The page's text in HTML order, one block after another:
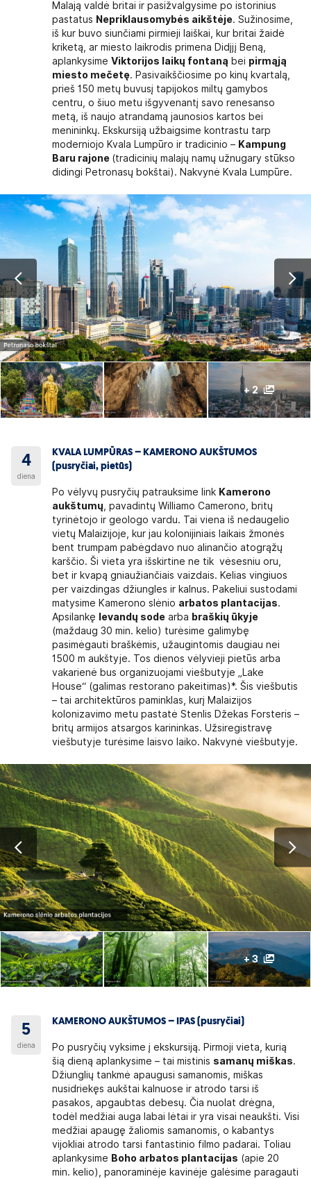
Malają valdė britai ir pasižvalgysime po istorinius
pastatus Nepriklausomybės aikštėje. Sužinosime,
iš kur buvo siunčiami pirmieji laiškai, kur britai žaidė
kriketą, ar miesto laikrodis primena Didįjį Beną,
aplankysimeViktorijos laikų fontaną bei pirmąją
miesto mečetę. Pasivaikščiosime po kinų kvartalą,
prieš 150 metų buvusį tapijokos miltų gamybos
centru, o šiuo metu išgyvenantį savo renesanso
metą, iš naujo atrandamą jaunosios kartos bei
menininkų. Ekskursiją užbaigsime kontrastu tarp
moderniojo Kvala Lumpūro ir tradicinio – Kampung
Baru rajone (tradicinių malajų namų užnugary stūkso
didingi Petronasų bokštai). Nakvynė Kvala Lumpūre.
+ 2
4
diena
KVALA LUMPŪRAS – KAMERONO AUKŠTUMOS
(pusryčiai, pietūs)
Po vėlyvų pusryčių patrauksime link Kamerono
aukštumų , pavadintų Williamo Camerono, britų
tyrinėtojo ir geologo vardu. Tai viena iš nedaugelio
vietų Malaizijoje, kur jau kolonijiniais laikais žmonės
bent trumpam pabėgdavo nuo alinančio atogrąžų
karščio. Ši vieta yra išskirtine ne tik vėsesniu oru,
bet ir kvapą gniaužiančiais vaizdais. Kelias vingiuos
per vaizdingas džiungles ir kalnus. Pakeliui sustodami
matysime Kamerono slėnio arbatos plantacijas.
Apsilankę levandų sode arba braškių ūkyje
(maždaug 30 min. kelio) turėsime galimybę
pasimėgauti braškėmis, užaugintomis daugiau nei
1500 m aukštyje. Tos dienos vėlyvieji pietūs arba
vakarienė bus organizuojami viešbutyje „Lake
House“ (galimas restorano pakeitimas)*. Šis viešbutis
– tai architektūros paminklas, kurį Malaizijos
kolonizavimo metu pastatė Stenlis Džekas Forsteris –
britų armijos atsargos karininkas. Užsiregistravę
viešbutyje turėsime laisvo laiko. Nakvynė viešbutyje.
+ 3
5
diena
KAMERONO AUKŠTUMOS – IPAS (pusryčiai)
Po pusryčių vyksime į ekskursiją. Pirmoji vieta, kurią
šią dieną aplankysime – tai mistinis samanų miškas.
Džiunglių tankmė apaugusi samanomis, miškas
nusidriekęs aukštai kalnuose ir atrodo tarsi iš
pasakos, apgaubtas debesų. Čia nuolat drėgna,
todėl medžiai auga labai lėtai ir yra visai neaukšti. Visi
medžiai apaugę žaliomis samanomis, o kabantys
vijokliai atrodo tarsi fantastinio filmo padarai. Toliau
aplankysime Boho arbatos plantacijas (apie 20
min. kelio), panoraminėje kavinėje galėsime paragauti